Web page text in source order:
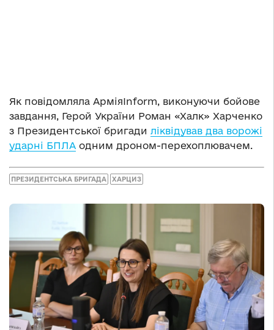
Як повідомляла АрміяInform, виконуючи бойове
завдання, Герой України Роман «Халк» Харченко
з Президентської бригади ліквідував два ворожі
ударні БПЛА одним дроном-перехоплювачем.
ПРЕЗИДЕНТСЬКА БРИГАДА ХАРЦИЗ